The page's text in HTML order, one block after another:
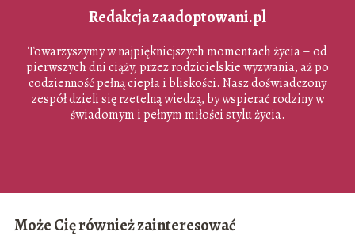
Redakcja zaadoptowani.pl
Towarzyszymy w najpiękniejszych momentach życia – od
pierwszych dni ciąży, przez rodzicielskie wyzwania, aż po
codzienność pełną ciepła i bliskości. Nasz doświadczony
zespół dzieli się rzetelną wiedzą, by wspierać rodziny w
świadomym i pełnym miłości stylu życia.
Może Cię również zainteresować